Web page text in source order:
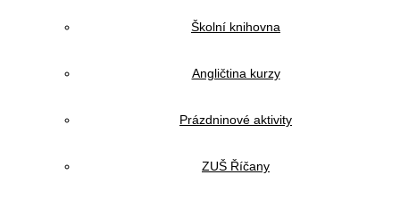
Školní knihovna
Angličtina kurzy
Prázdninové aktivity
ZUŠ Říčany